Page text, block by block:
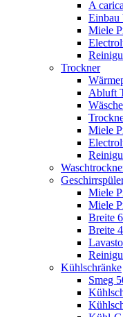
A
Einbau
Miele
Trockner
Abluft
Miele
Miele
Miele
Breite
Breite
Kühlschränke
Smeg